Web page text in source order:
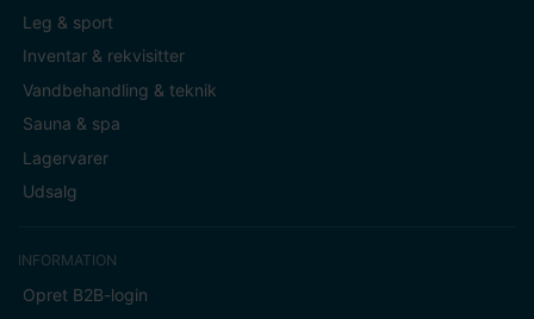
Leg & sport
Inventar & rekvisitter
Vandbehandling & teknik
Sauna & spa
Lagervarer
Udsalg
INFORMATION
Opret B2B-login